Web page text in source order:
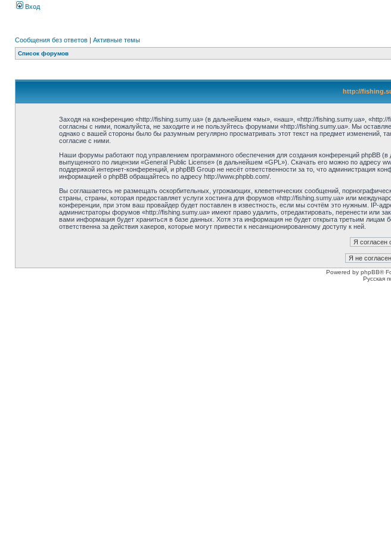
Вход
Сообщения без ответов | Активные темы
Список форумов
http://
Заходя на конференцию «http://fishing.sumy.ua» (в дальнейшем «мы», «наш», «http://fishing.sumy.ua»,
согласны с ними, пожалуйста, не заходите и не пользуйтесь форумами «http://fishing.sumy.ua». Мы
однако с вашей стороны было бы разумным регулярно просматривать этот текст на предмет изменений,
согласие с ними.
Наши форумы работают под управлением программного обеспечения для создания конференций phpBB
выпущенного по лицензии «General Public License» (в дальнейшем «GPL»). Скачать его можно по адресу
поддержкой интернет-конференций, и phpBB Group не несёт ответственности за то, что администрация
информацией о phpBB обращайтесь по адресу http://www.phpbb.com/.
Вы соглашаетесь не размещать оскорбительных, угрожающих, клеветнических сообщений,
страны, страны, которая предоставляет услуги хостинга для форумов «http://fishing.sumy.ua» или
конференции, при этом ваш провайдер будет поставлен в известность, если мы сочтём это нужным. IP-
администраторы форумов «http://fishing.sumy.ua» имеют право удалить, отредактировать, перенести или
вами информация будет храниться в базе данных. Хотя эта информация не будет открыта третьим
ответственна за действия хакеров, которые могут привести к несанкционированному доступу к ней.
Powered by phpBB®
Русская